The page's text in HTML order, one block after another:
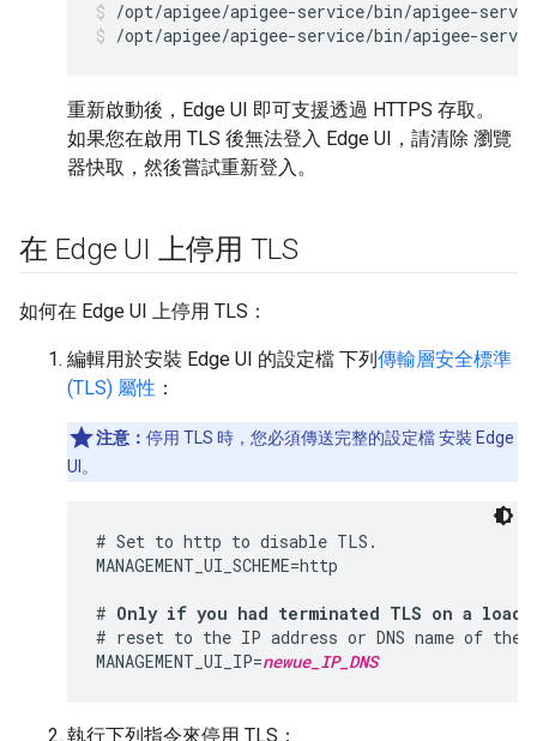
/opt/apigee/apigee-service/bin/apigee-
/opt/apigee/apigee-service/bin/apigee-
重新啟動後，Edge UI 即可支援透過 HTTPS 存取。
如果您在啟用 TLS 後無法登入 Edge UI，請清除 瀏覽
器快取，然後嘗試重新登入。
在 Edge UI 上停用 TLS
如何在 Edge UI 上停用 TLS：
編輯用於安裝 Edge UI 的設定檔 下列傳輸層安全標準
(TLS) 屬性 ：
注意： 停用 TLS 時，您必須傳送完整的設定檔 安裝 Edge
UI。
# Set to http to disable TLS.
MANAGEMENT_UI_SCHEME=http
# Only if you had terminated TLS on a load
# reset to the IP address or DNS name of the
MANAGEMENT_UI_IP=newue_IP_DNS
執行下列指令來停用 TLS：